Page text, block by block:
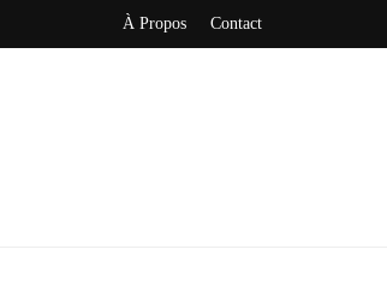
À Propos Contact